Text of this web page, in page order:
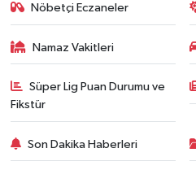
Nöbetçi Eczaneler
Namaz Vakitleri
Süper Lig Puan Durumu ve
Fikstür
Son Dakika Haberleri